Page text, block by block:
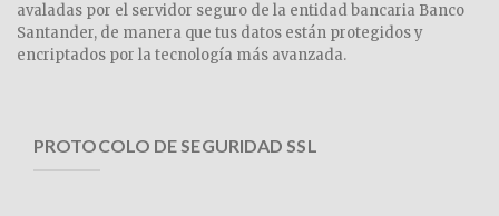
avaladas por el servidor seguro de la entidad bancaria Banco
Santander, de manera que tus datos están protegidos y
encriptados por la tecnología más avanzada.
PROTOCOLO DE SEGURIDAD SSL